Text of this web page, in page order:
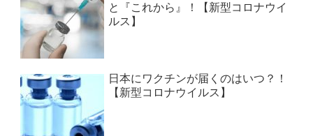
と『これから』！【新型コロナウイ
ルス】
日本にワクチンが届くのはいつ？！
【新型コロナウイルス】